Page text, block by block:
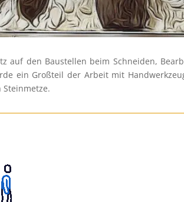
den Baustellen beim Schneiden,
ein Großteil der Arbeit mit